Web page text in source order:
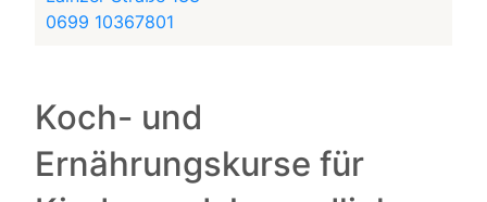
0699 10367801
Koch- und
Ernährungskurse für